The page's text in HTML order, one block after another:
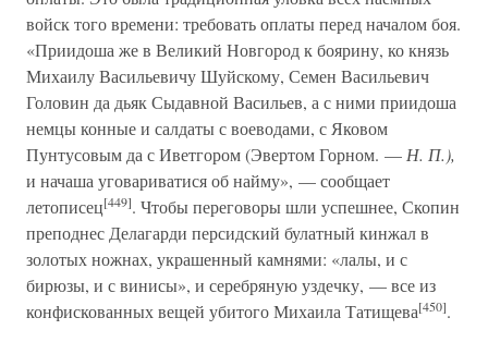
войск того времени: требовать оплаты перед началом боя.
«Приидоша же в Великий Новгород к боярину, ко князь
Михаилу Васильевичу Шуйскому, Семен Васильевич
Головин да дьяк Сыдавной Васильев, а с ними приидоша
немцы конные и салдаты с воеводами, с Яковом
Пунтусовым да с Иветгором (Эвертом Горном. — Н. П.),
и начаша уговариватися об найму», — сообщает
летописец[449]. Чтобы переговоры шли успешнее, Скопин
преподнес Делагарди персидский булатный кинжал в
золотых ножнах, украшенный камнями: «лалы, и с
бирюзы, и с винисы», и серебряную уздечку, — все из
конфискованных вещей убитого Михаила Татищева[450].